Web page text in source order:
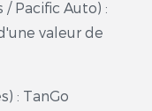
Pacific Auto) :
valeur de
: TanGo